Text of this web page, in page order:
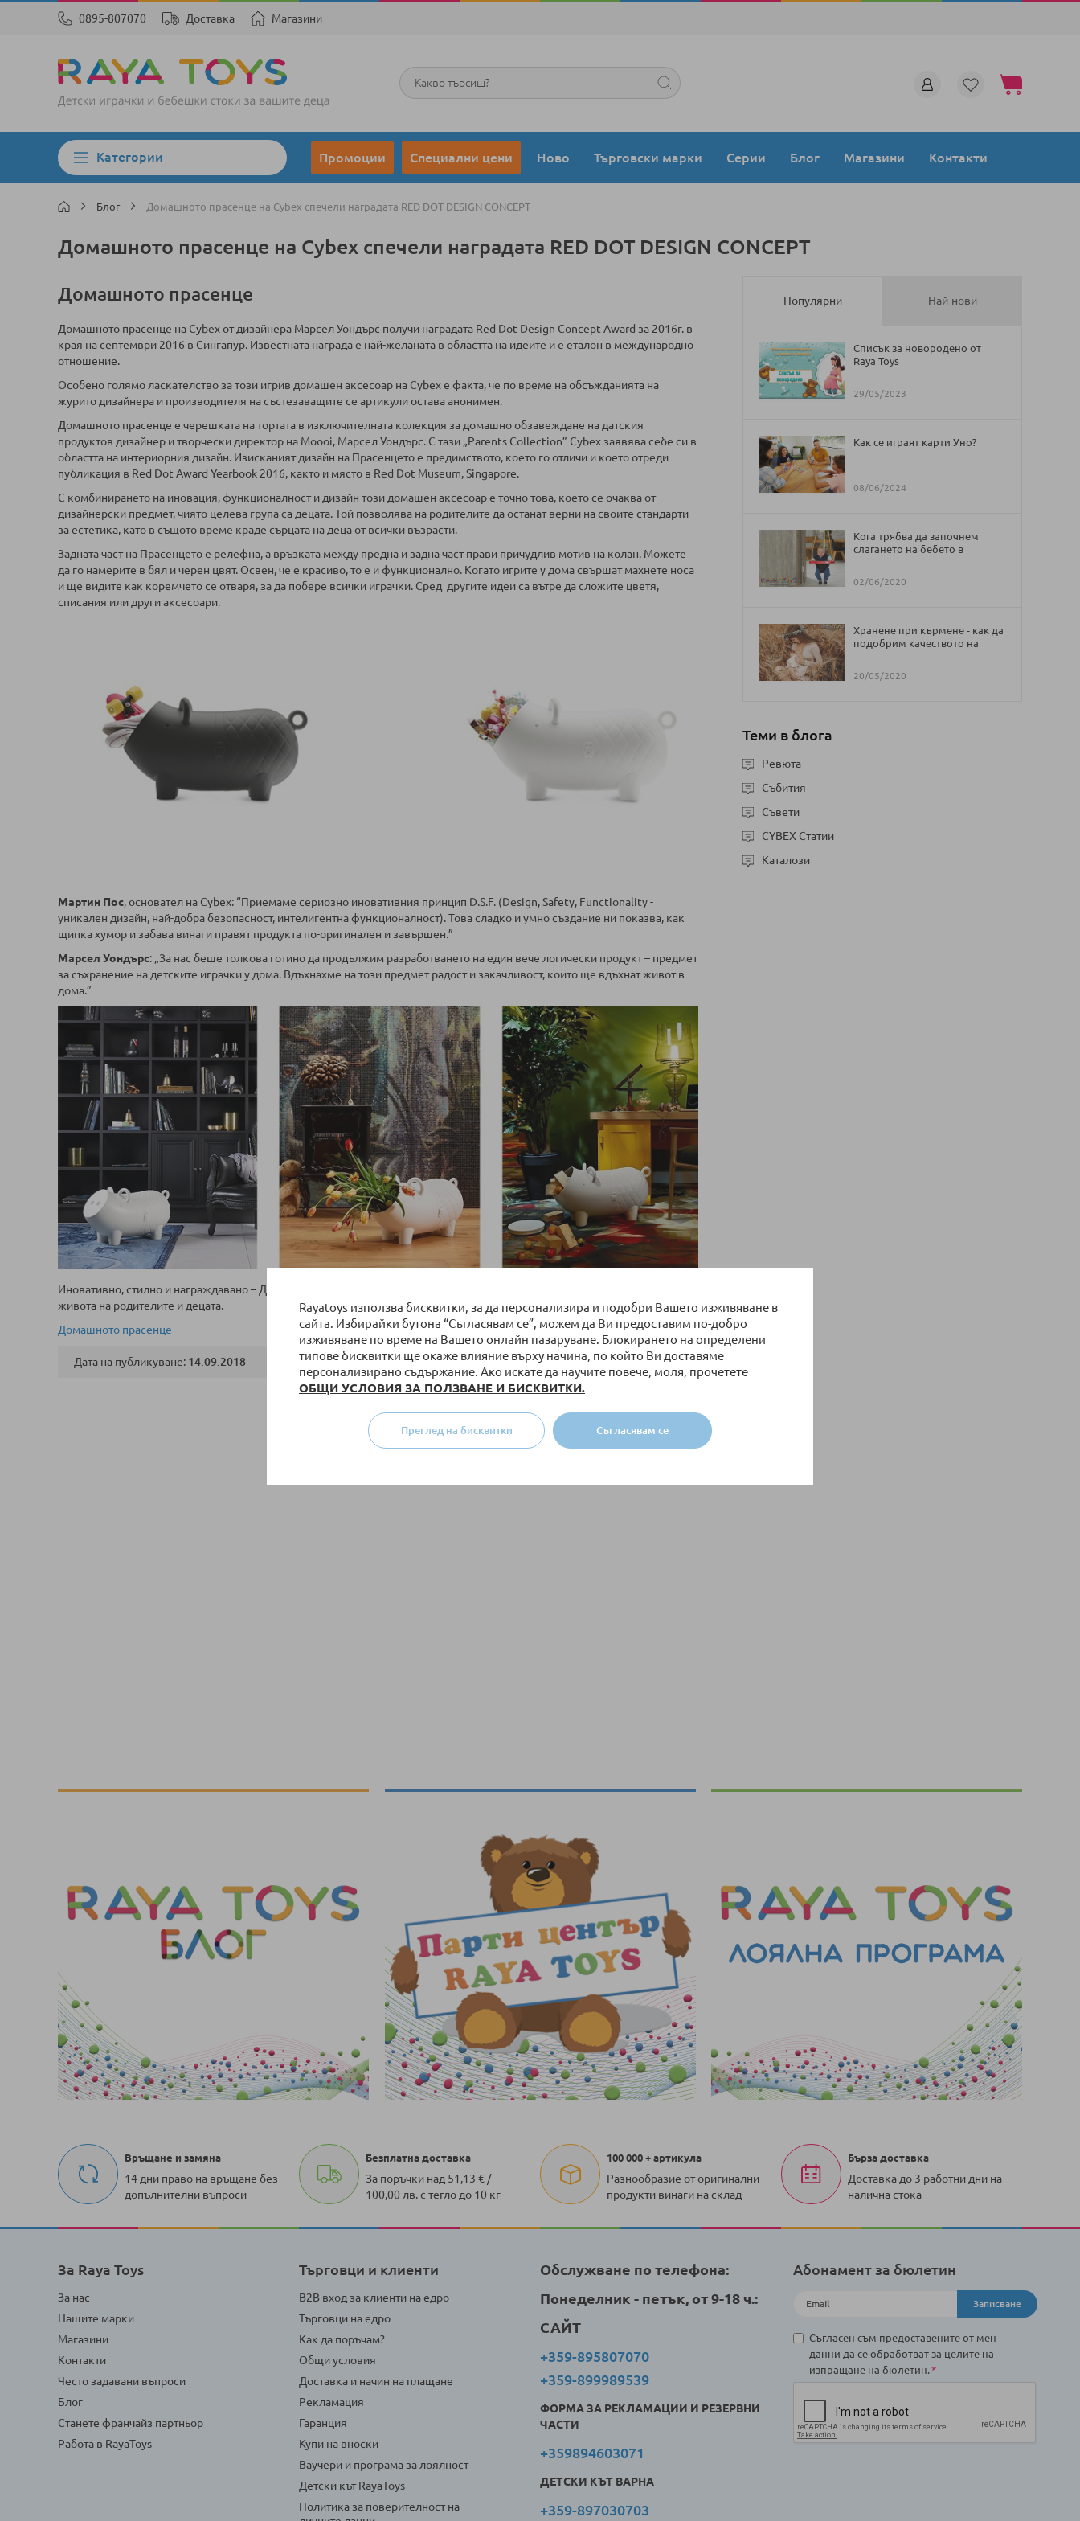
Rayatoys използва бисквитки, за да персонализира и подобри Вашето изживяване в
сайта. Избирайки бутона “Съгласявам се”, можем да Ви предоставим по-добро
изживяване по време на Вашето онлайн пазаруване. Блокирането на определени
типове бисквитки ще окаже влияние върху начина, по който Ви доставяме
персонализирано съдържание. Ако искате да научите повече, моля, прочетете
ОБЩИ УСЛОВИЯ ЗА ПОЛЗВАНЕ И БИСКВИТКИ.
Съгласявам се
Преглед на бисквитки
0895-807070 Доставка Магазини
Моята количка
Търсене
Категории Промоции Специални цени Ново Търговски марки Серии Блог Магазини Контакти
Блог Домашното прасенце на Cybex спечели наградата RED DOT DESIGN CONCEPT
Домашното прасенце на Cybex спечели наградата RED DOT DESIGN CONCEPT
Домашното прасенце
Домашното прасенце на Cybex от дизайнера Марсел Уондърс получи наградата Red Dot Design Concept Award за 2016г. в
края на септември 2016 в Сингапур. Известната награда е най-желаната в областта на идеите и е еталон в международно
отношение.
Особено голямо ласкателство за този игрив домашен аксесоар на Cybex е факта, че по време на обсъжданията на
журито дизайнера и производителя на състезаващите се артикули остава анонимен.
Домашното прасенце е черешката на тортата в изключителната колекция за домашно обзавеждане на датския
продуктов дизайнер и творчески директор на Moooi, Марсел Уондърс. С тази „Parents Collection” Cybex заявява себе си в
областта на интериорния дизайн. Изисканият дизайн на Прасенцето е предимството, което го отличи и което отреди
публикация в Red Dot Award Yearbook 2016, както и място в Red Dot Museum, Singapore.
С комбинирането на иновация, функционалност и дизайн този домашен аксесоар е точно това, което се очаква от
дизайнерски предмет, чиято целева група са децата. Той позволява на родителите да останат верни на своите стандарти
за естетика, като в същото време краде сърцата на деца от всички възрасти.
Задната част на Прасенцето е релефна, а връзката между предна и задна част прави причудлив мотив на колан. Можете
да го намерите в бял и черен цвят. Освен, че е красиво, то е и функционално. Когато игрите у дома свършат махнете носа
и ще видите как коремчето се отваря, за да побере всички играчки. Сред другите идеи са вътре да сложите цветя,
списания или други аксесоари.
Мартин Пос, основател на Cybex: “Приемаме сериозно иновативния принцип D.S.F. (Design, Safety, Functionality -
уникален дизайн, най-добра безопасност, интелигентна функционалност). Това сладко и умно създание ни показва, как
щипка хумор и забава винаги правят продукта по-оригинален и завършен.”
Марсел Уондърс: „За нас беше толкова готино да продължим разработването на един вече логически продукт – предмет
за съхранение на детските играчки у дома. Вдъхнахме на този предмет радост и закачливост, които ще вдъхнат живот в
дома.”
Иновативно, стилно и награждавано – Домашното прасенце е домашен аксесоар - култова класика, която се вписва в
живота на родителите и децата.
Домашното прасенце
Дата на публикуване: 14.09.2018
Популярни
Списък за новородено от
Raya Toys
29/05/2023
Как се играят карти Уно?
08/06/2024
Кога трябва да започнем
слагането на бебето в
02/06/2020
Хранене при кърмене - как да
подобрим качеството на
20/05/2020
Най-нови
Теми в блога
Ревюта
Събития
Съвети
CYBEX Статии
Каталози
Връщане и замяна
14 дни право на връщане без
допълнителни въпроси
Безплатна доставка
За поръчки над 51,13 € /
100,00 лв. с тегло до 10 кг
100 000 + артикула
Разнообразие от оригинални
продукти винаги на склад
Бърза доставка
Доставка до 3 работни дни на
налична стока
За Raya Toys
За нас
Нашите марки
Магазини
Контакти
Често задавани въпроси
Блог
Станете франчайз партньор
Работа в RayaToys
Търговци и клиенти
B2B вход за клиенти на едро
Търговци на едро
Как да поръчам?
Общи условия
Доставка и начин на плащане
Рекламация
Гаранция
Купи на вноски
Ваучери и програма за лоялност
Детски кът RayaToys
Политика за поверителност на
Обслужване по телефона:
Понеделник - петък, от 9-18 ч.:
САЙТ
+359-895807070
+359-899989539
ФОРМА ЗА РЕКЛАМАЦИИ И РЕЗЕРВНИ
ЧАСТИ
+359894603071
ДЕТСКИ КЪТ ВАРНА
+359-897030703
Абонамент за бюлетин
Записване
Съгласен съм предоставените от мен
данни да се обработват за целите на
изпращане на бюлетин.